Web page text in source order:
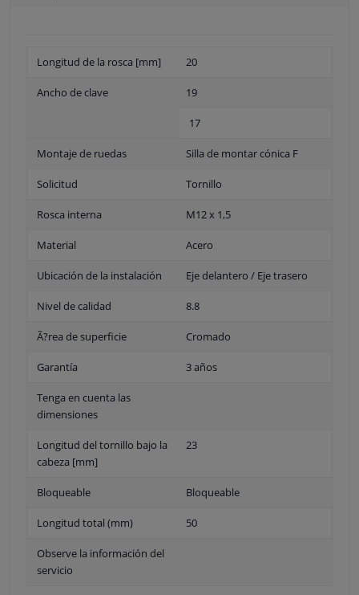
Longitud de la rosca [mm] 20
Ancho de clave 19
17
Montaje de ruedas Silla de montar cónica F
Solicitud Tornillo
Rosca interna M12 x 1,5
Material Acero
Ubicación de la instalación Eje delantero / Eje trasero
Nivel de calidad 8.8
Ã?rea de superficie Cromado
Garantía 3 años
Tenga en cuenta las
dimensiones
Longitud del tornillo bajo la
cabeza [mm]
23
Bloqueable Bloqueable
Longitud total (mm) 50
Observe la información del
servicio